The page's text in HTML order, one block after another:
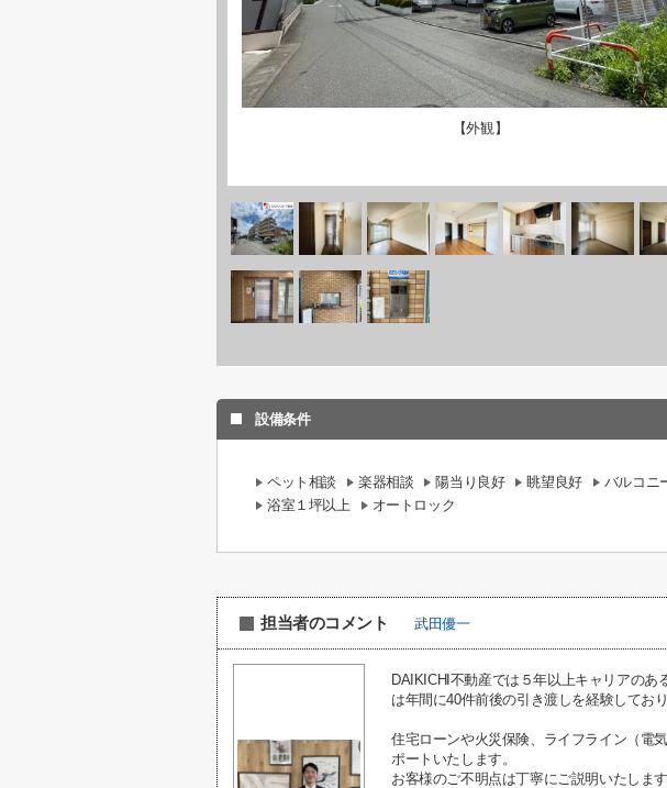
【外観】
設備条件
ペット相談 楽器相談 陽当り良好 眺望良好 バルコニ
浴室１坪以上
オートロック
担当者のコメント 武田優一
DAIKICHI不動産では５年以上キャリアの
は年間に40件前後の引き渡しを経験してお
住宅ローンや火災保険、ライフライン（電
ポートいたします。
お客様のご不明点は丁寧にご説明いたしま